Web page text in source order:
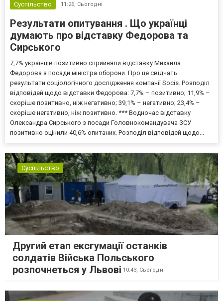
Суспільство 11:26, Сьогодні
Результати опитування . Що українці
думають про відставку Федорова та
Сирського
7,7% українців позитивно сприйняли відставку Михайла
Федорова з посади міністра оборони. Про це свідчать
результати соціологічного дослідження компанії Socis. Розподіл
відповідей щодо відставки Федорова: 7,7% – позитивно; 11,9% –
скоріше позитивно, ніж негативно; 39,1% – негативно; 23,4% –
скоріше негативно, ніж позитивно. *** Водночас відставку
Олександра Сирського з посади Головнокомандувача ЗСУ
позитивно оцінили 40,6% опитаних. Розподіл відповідей щодо...
Суспільство
Другий етап ексгумації останків
солдатів Війська Польського
розпочнеться у Львові 10:43, Сьогодні